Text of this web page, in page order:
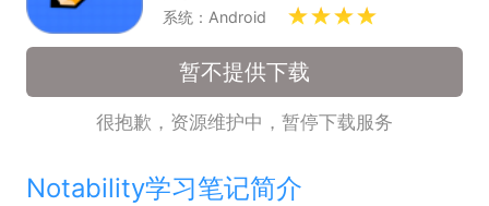
系统：Android
暂不提供下载
很抱歉，资源维护中，暂停下载服务
Notability学习笔记简介